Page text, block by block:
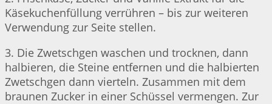
Käsekuchenfüllung verrühren – bis zur weiteren
Verwendung zur Seite stellen.
3. Die Zwetschgen waschen und trocknen, dann
halbieren, die Steine entfernen und die halbierten
Zwetschgen dann vierteln. Zusammen mit dem
braunen Zucker in einer Schüssel vermengen. Zur